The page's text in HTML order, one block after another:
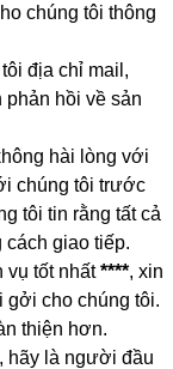
chúng tôi thông
địa chỉ mail,
phản hồi về sản
hài lòng với
chúng tôi trước
tôi tin rằng tất cả
giao tiếp.
vụ tốt nhất****, xin
gởi cho chúng tôi.
thiện hơn.
hãy là người đầu